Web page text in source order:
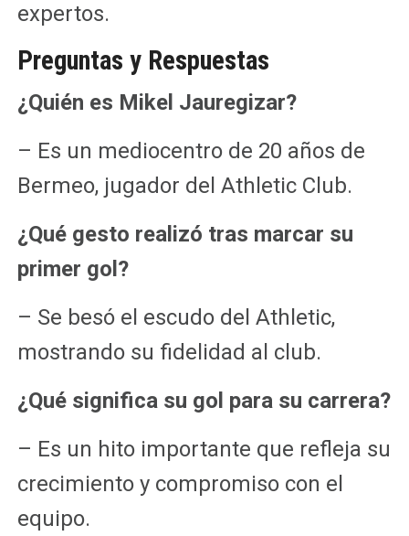
expertos.
Preguntas y Respuestas
¿Quién es Mikel Jauregizar?
– Es un mediocentro de 20 años de
Bermeo, jugador del Athletic Club.
¿Qué gesto realizó tras marcar su
primer gol?
– Se besó el escudo del Athletic,
mostrando su fidelidad al club.
¿Qué significa su gol para su carrera?
– Es un hito importante que refleja su
crecimiento y compromiso con el
equipo.